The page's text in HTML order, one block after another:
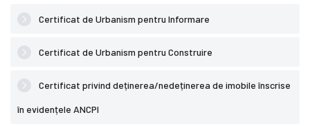
Certificat de Urbanism pentru Informare
Certificat de Urbanism pentru Construire
Certificat privind deținerea/nedeținerea de imobile înscrise
în evidențele ANCPI